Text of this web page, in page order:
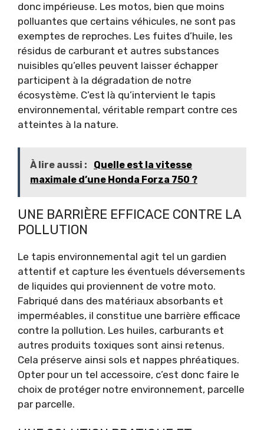
donc impérieuse. Les motos, bien que moins
polluantes que certains véhicules, ne sont pas
exemptes de reproches. Les fuites d’huile, les
résidus de carburant et autres substances
nuisibles qu’elles peuvent laisser échapper
participent à la dégradation de notre
écosystème. C’est là qu’intervient le tapis
environnemental, véritable rempart contre ces
atteintes à la nature.
À lire aussi :
Quelle est la vitesse
maximale d’une Honda Forza 750 ?
UNE BARRIÈRE EFFICACE CONTRE LA
POLLUTION
Le tapis environnemental agit tel un gardien
attentif et capture les éventuels déversements
de liquides qui proviennent de votre moto.
Fabriqué dans des matériaux absorbants et
imperméables, il constitue une barrière efficace
contre la pollution. Les huiles, carburants et
autres produits toxiques sont ainsi retenus.
Cela préserve ainsi sols et nappes phréatiques.
Opter pour un tel accessoire, c’est donc faire le
choix de protéger notre environnement, parcelle
par parcelle.